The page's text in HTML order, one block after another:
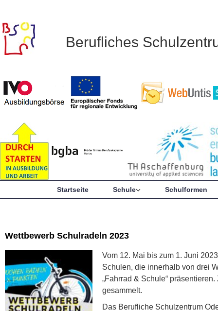
Berufliches
Startseite Schule Schulformen
Wettbewerb Schulradeln 2023
Vom 12. Mai bis zum 1. Juni
Schulen, die innerhalb von drei
„Fahrrad & Schule“
gesammelt.
Das Berufliche Schulzentrum